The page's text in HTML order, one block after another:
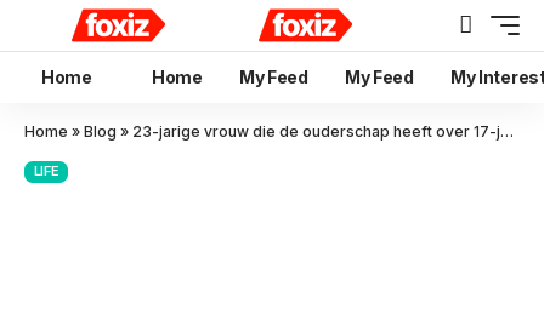
Home Home My Feed My Feed My
Home » Blog » 23-jarige vrouw die de ouderschap heeft over 17-jarige wordt constant geoordeeld
LIFE